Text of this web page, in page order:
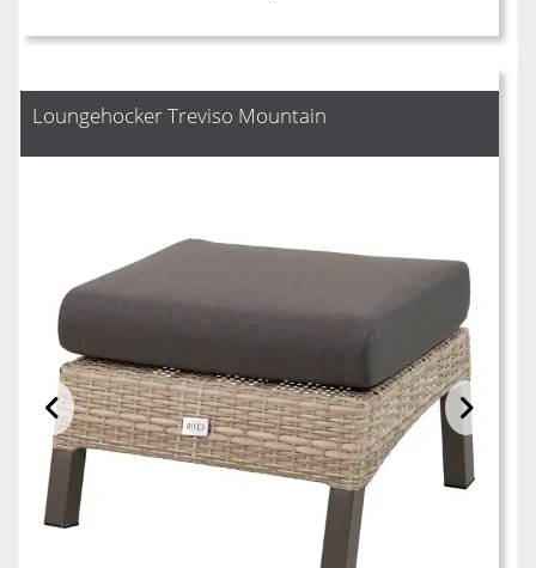
Loungehocker Treviso Mountain